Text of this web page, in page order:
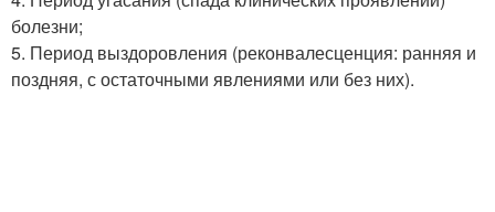
болезни;
5. Период выздоровления (реконвалесценция: ранняя и
поздняя, с остаточными явлениями или без них).